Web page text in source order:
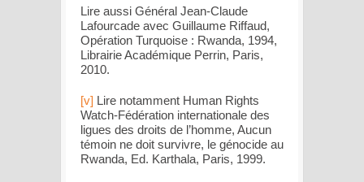
Lire aussi Général Jean-Claude
Lafourcade avec Guillaume Riffaud,
Opération Turquoise : Rwanda, 1994,
Librairie Académique Perrin, Paris,
2010.
[v] Lire notamment Human Rights
Watch-Fédération internationale des
ligues des droits de l’homme, Aucun
témoin ne doit survivre, le génocide au
Rwanda, Ed. Karthala, Paris, 1999.